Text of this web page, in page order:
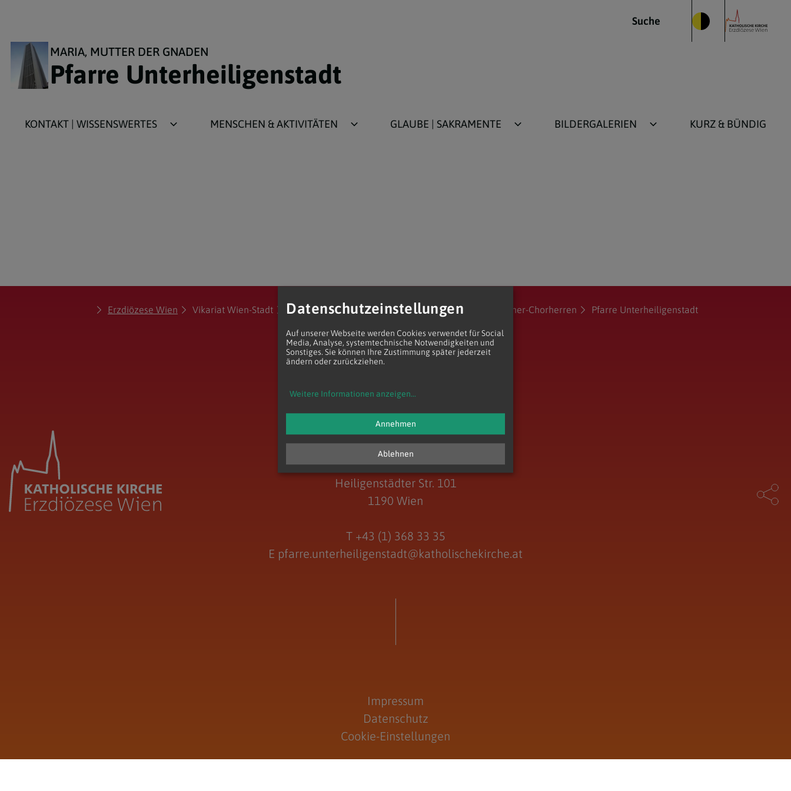
Suche
MARIA, MUTTER DER GNADEN
Pfarre Unterheiligenstadt
KONTAKT | WISSENSWERTES
MENSCHEN & AKTIVITÄTEN
GLAUBE | SAKRAMENTE
Messe
Begräbnis
Gelebter Glaube
BILDERGALERIEN
KURZ & BÜNDIG
Erzdiözese Wien Vikariat Wien-Stadt Stadtdekanat 17/18/19 Entwicklungsraum Augustiner-Chorherren Pfarre Unterheiligenstadt
Pfarre Unterheiligenstadt
Heiligenstädter Str. 101
1190 Wien
T +43 (1) 368 33 35
E pfarre.unterheiligenstadt@katholischekirche.at
Impressum
Datenschutz
Cookie-Einstellungen
Datenschutzeinstellungen
Auf unserer Webseite werden Cookies verwendet für Social
Media, Analyse, systemtechnische Notwendigkeiten und
Sonstiges. Sie können Ihre Zustimmung später jederzeit
ändern oder zurückziehen.
Weitere Informationen anzeigen...
Ablehnen
Annehmen